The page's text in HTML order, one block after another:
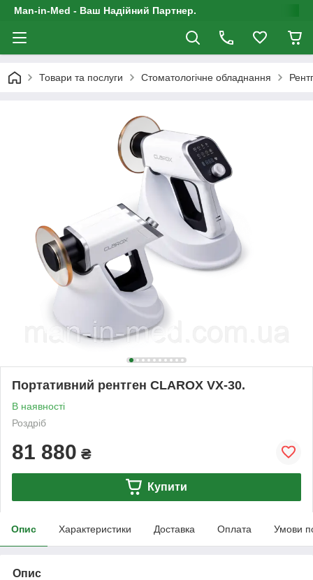
Man-in-Med - Ваш Надійний Партнер.
Товари та послуги Стоматологічне обладнання
Портативний рентген CLAROX VX-30.
В наявності
Роздріб
81 880 ₴
Купити
Опис Характеристики Доставка Оплата Умови
Опис